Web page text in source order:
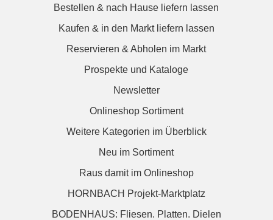
Bestellen & nach Hause liefern lassen
Kaufen & in den Markt liefern lassen
Reservieren & Abholen im Markt
Prospekte und Kataloge
Newsletter
Onlineshop Sortiment
Weitere Kategorien im Überblick
Neu im Sortiment
Raus damit im Onlineshop
HORNBACH Projekt-Marktplatz
BODENHAUS: Fliesen. Platten. Dielen